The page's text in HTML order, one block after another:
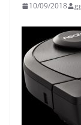
10/09/2018